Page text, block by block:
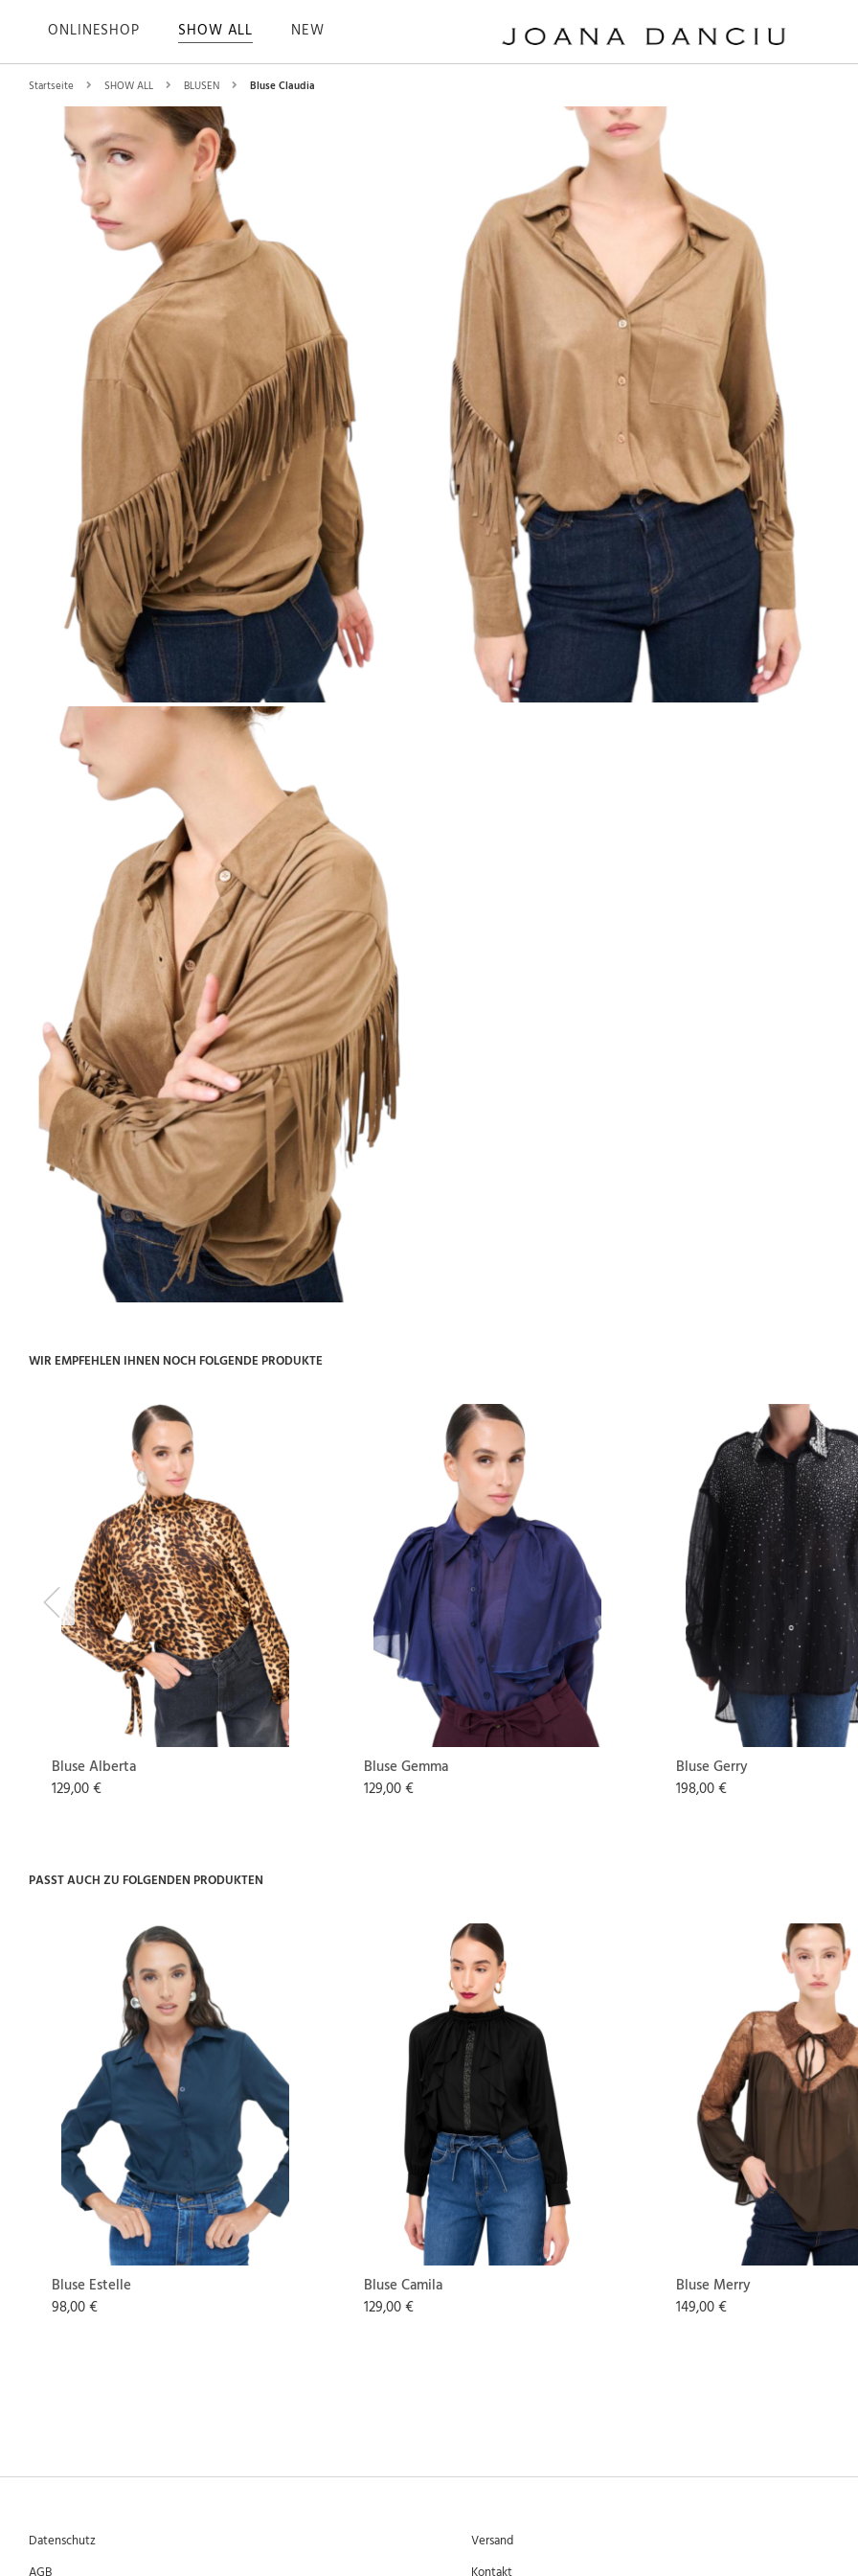
ONLINESHOP SHOW ALL NEW
Startseite SHOW ALL BLUSEN Bluse Claudia
WIR EMPFEHLEN IHNEN NOCH FOLGENDE PRODUKTE
Previous
Bluse Alberta
129,00 €
Bluse Gemma
129,00 €
Bluse Gerry
198,00 €
PASST AUCH ZU FOLGENDEN PRODUKTEN
Bluse Estelle
98,00 €
Bluse Camila
129,00 €
Bluse Merry
149,00 €
Datenschutz
Versand